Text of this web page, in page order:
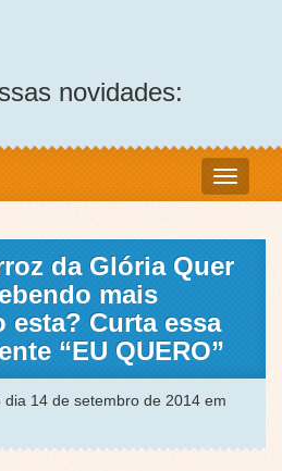
novidades:
da Glória Quer
mais
esta? Curta essa
“EU QUERO”
dia 14 de setembro de 2014 em